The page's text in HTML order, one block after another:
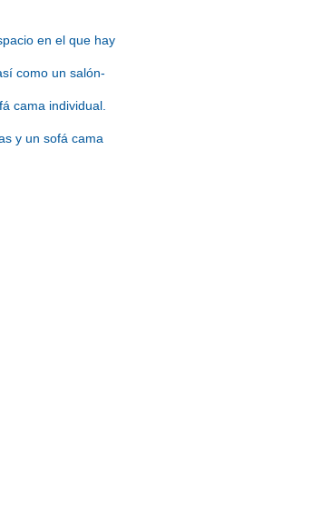
en el que hay
como un salón-
cama individual.
y un sofá cama